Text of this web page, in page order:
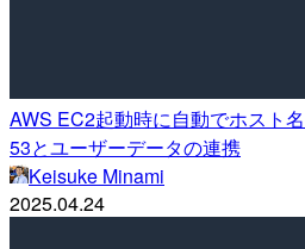
AWS EC2起動時に自動でホスト
53とユーザーデータの連携
Keisuke Minami
2025.04.24